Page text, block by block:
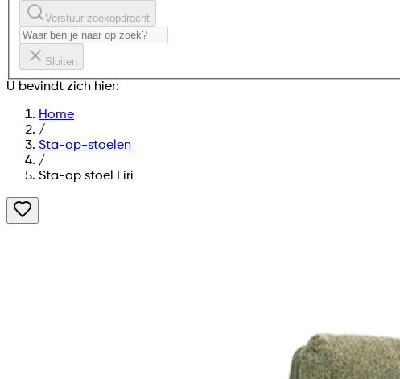
Verstuur zoekopdracht
Sluiten
U bevindt zich hier:
Home
/
Sta-op-stoelen
/
Sta-op stoel Liri